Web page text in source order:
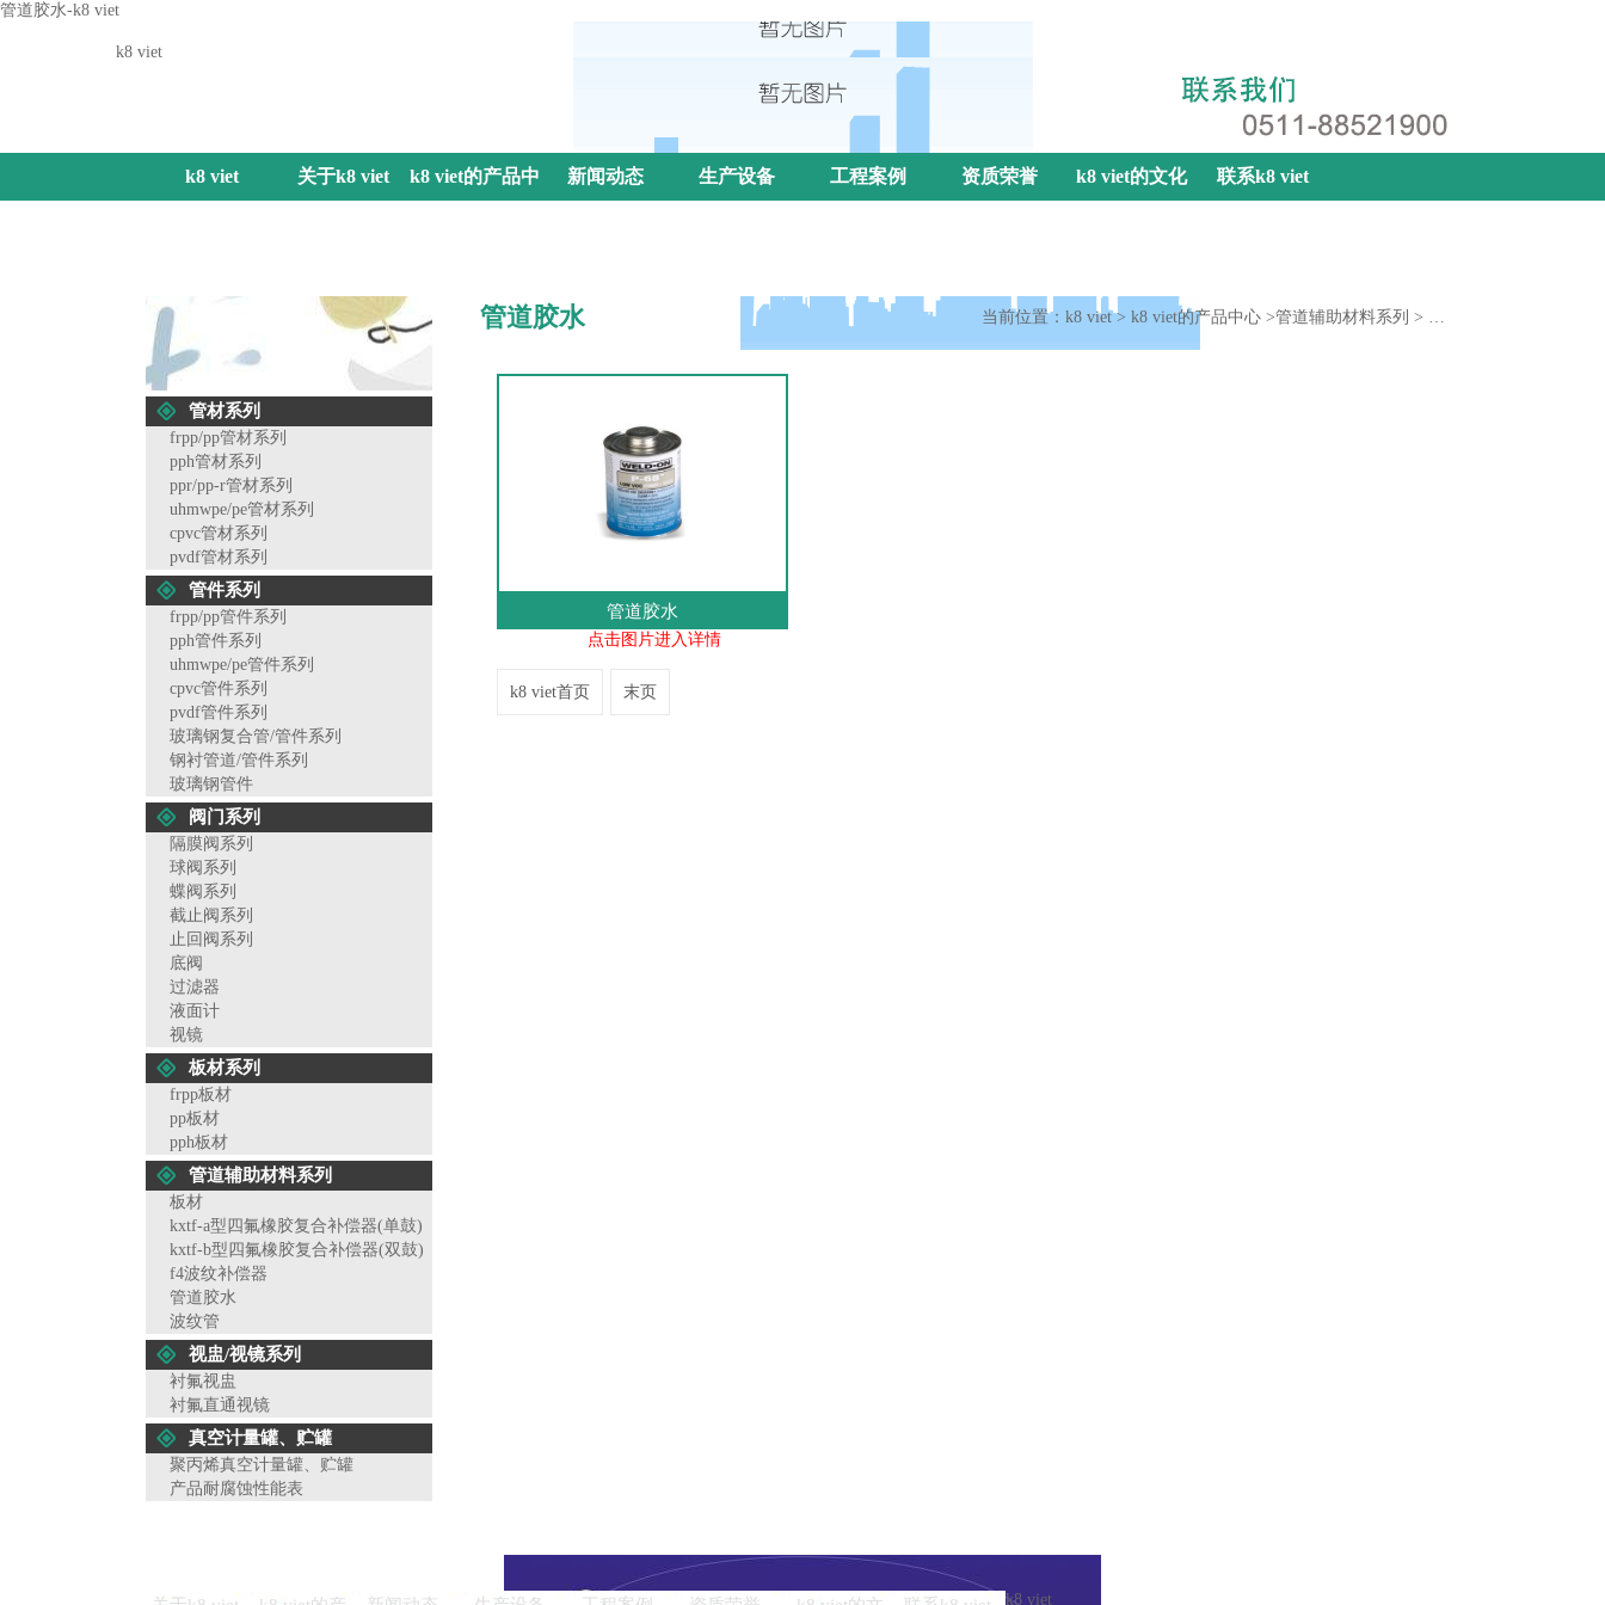
管道胶水-k8 viet
k8 viet
k8 viet 关于k8 viet k8 viet的产品中 新闻动态 生产设备 工程案例 资质荣誉 k8 viet的文化 联系k8 viet
管材系列
frpp/pp管材系列
pph管材系列
ppr/pp-r管材系列
uhmwpe/pe管材系列
cpvc管材系列
pvdf管材系列
管件系列
frpp/pp管件系列
pph管件系列
uhmwpe/pe管件系列
cpvc管件系列
pvdf管件系列
玻璃钢复合管/管件系列
钢衬管道/管件系列
玻璃钢管件
阀门系列
隔膜阀系列
球阀系列
蝶阀系列
截止阀系列
止回阀系列
底阀
过滤器
液面计
视镜
板材系列
frpp板材
pp板材
pph板材
管道辅助材料系列
板材
kxtf-a型四氟橡胶复合补偿器(单鼓)
kxtf-b型四氟橡胶复合补偿器(双鼓)
f4波纹补偿器
管道胶水
波纹管
视盅/视镜系列
衬氟视盅
衬氟直通视镜
真空计量罐、贮罐
聚丙烯真空计量罐、贮罐
产品耐腐蚀性能表
管道胶水 当前位置： k8 viet> k8 viet的产品中心 >管道辅助材料系列 > 管道胶水
管道胶水
点击图片进入详情
k8 viet首页 末页
k8 viet